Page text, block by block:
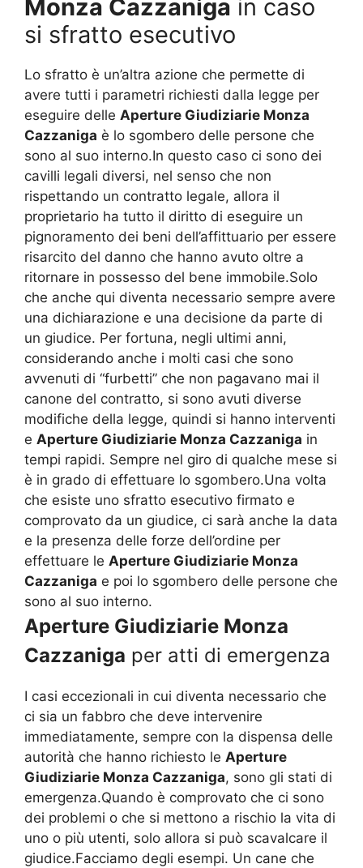
Monza Cazzaniga in caso
si sfratto esecutivo
Lo sfratto è un’altra azione che permette di
avere tutti i parametri richiesti dalla legge per
eseguire delle Aperture Giudiziarie Monza
Cazzaniga è lo sgombero delle persone che
sono al suo interno.In questo caso ci sono dei
cavilli legali diversi, nel senso che non
rispettando un contratto legale, allora il
proprietario ha tutto il diritto di eseguire un
pignoramento dei beni dell’affittuario per essere
risarcito del danno che hanno avuto oltre a
ritornare in possesso del bene immobile.Solo
che anche qui diventa necessario sempre avere
una dichiarazione e una decisione da parte di
un giudice. Per fortuna, negli ultimi anni,
considerando anche i molti casi che sono
avvenuti di “furbetti” che non pagavano mai il
canone del contratto, si sono avuti diverse
modifiche della legge, quindi si hanno interventi
e Aperture Giudiziarie Monza Cazzaniga in
tempi rapidi. Sempre nel giro di qualche mese si
è in grado di effettuare lo sgombero.Una volta
che esiste uno sfratto esecutivo firmato e
comprovato da un giudice, ci sarà anche la data
e la presenza delle forze dell’ordine per
effettuare le Aperture Giudiziarie Monza
Cazzaniga e poi lo sgombero delle persone che
sono al suo interno.
Aperture Giudiziarie Monza
Cazzaniga per atti di emergenza
I casi eccezionali in cui diventa necessario che
ci sia un fabbro che deve intervenire
immediatamente, sempre con la dispensa delle
autorità che hanno richiesto le Aperture
Giudiziarie Monza Cazzaniga, sono gli stati di
emergenza.Quando è comprovato che ci sono
dei problemi o che si mettono a rischio la vita di
uno o più utenti, solo allora si può scavalcare il
giudice.Facciamo degli esempi. Un cane che